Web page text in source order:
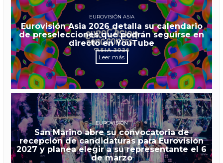
EUROVISIÓN ASIA
Eurovisión Asia 2026 detalla su calendario
de preselecciones que podrán seguirse en
directo en YouTube
Leer más
EUROVISIÓN
San Marino abre su convocatoria de
recepción de candidaturas para Eurovisión
2027 y planea elegir a su representante el 6
de marzo